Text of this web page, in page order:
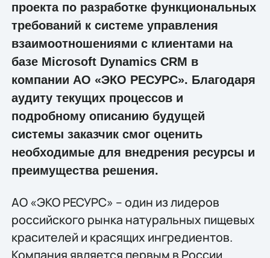
проекта по разработке функциональных
требований к системе управления
взаимоотношениями с клиентами на
базе Microsoft Dynamics CRM в
компании АО «ЭКО РЕСУРС». Благодаря
аудиту текущих процессов и
подробному описанию будущей
системы заказчик смог оценить
необходимые для внедрения ресурсы и
преимущества решения.
АО «ЭКО РЕСУРС» – один из лидеров
российского рынка натуральных пищевых
красителей и красящих ингредиентов.
Компания является первым в России